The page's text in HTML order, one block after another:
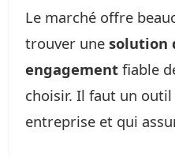
Le marché offre
trouver une solution
engagement fiable
choisir. Il faut un
entreprise et qui